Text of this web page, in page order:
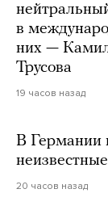
в
них —
Трусова
19 часов назад
В Германии
20 часов назад